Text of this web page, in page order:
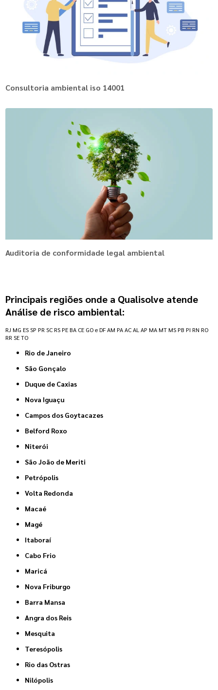
Consultoria ambiental iso 14001
Auditoria de conformidade legal ambiental
Principais regiões onde a Qualisolve atende
Análise de risco ambiental:
RJ MG ES SP PR SC RS PE BA CE GO e DF AM PA AC AL AP MA MT MS PB PI RN RO
RR SE TO
Rio de Janeiro
São Gonçalo
Duque de Caxias
Nova Iguaçu
Campos dos Goytacazes
Belford Roxo
Niterói
São João de Meriti
Petrópolis
Volta Redonda
Macaé
Magé
Itaboraí
Cabo Frio
Maricá
Nova Friburgo
Barra Mansa
Angra dos Reis
Mesquita
Teresópolis
Rio das Ostras
Nilópolis